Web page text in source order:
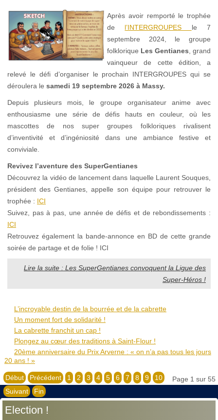
Après avoir remporté le trophée
de l’INTERGROUPES le 7
septembre 2024, le groupe
folklorique Les Gentianes , grand
vainqueur de cette édition, a
relevé le défi d’organiser le prochain INTERGROUPES qui se
déroulera le samedi 19 septembre 2026 à Massy.
Depuis plusieurs mois, le groupe organisateur anime avec
enthousiasme une série de défis hauts en couleur, où les
mascottes de nos super groupes folkloriques rivalisent
d’inventivité et d’ingéniosité dans une ambiance festive et
conviviale.
Revivez l’aventure des SuperGentianes
Découvrez la vidéo de lancement dans laquelle Laurent Souques,
président des Gentianes, appelle son équipe pour retrouver le
trophée : ICI
Suivez, pas à pas, une année de défis et de rebondissements :
ICI
Retrouvez également la bande-annonce en BD de cette grande
soirée de partage et de folie ! ICI
Lire la suite : Les SuperGentianes convoquent la Ligue des
Super-Héros !
L’incroyable destin de la bourrée et de la cabrette
Un moment fort de solidarité !
La cabrette franchit un cap !
Plongez au cœur des traditions à Saint-Flour !
20ème anniversaire du Prix Arverne : « on n’a pas tous les jours
20 ans ! »
Page 1 sur 55
Début Précédent 1 2 3 4 5 6 7 8 9
10
Suivant
Fin
Election !